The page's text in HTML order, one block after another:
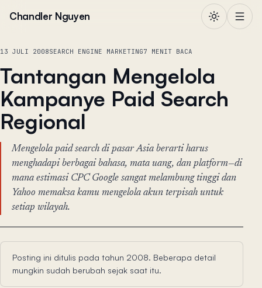
Chandler Nguyen
13 JULI 2008SEARCH ENGINE MARKETING7 MENIT BACA
Tantangan Mengelola
Kampanye Paid Search
Regional
Mengelola paid search di pasar Asia berarti harus
menghadapi berbagai bahasa, mata uang, dan platform—di
mana estimasi CPC Google sangat melambung tinggi dan
Yahoo memaksa kamu mengelola akun terpisah untuk
setiap wilayah.
Posting ini ditulis pada tahun 2008. Beberapa detail
mungkin sudah berubah sejak saat itu.